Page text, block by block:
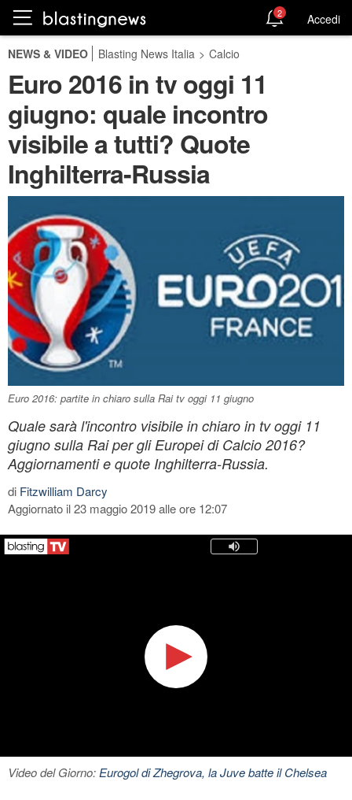
2 Accedi
NEWS & VIDEO Blasting News Italia > Calcio
Euro 2016 in tv oggi 11
giugno: quale incontro
visibile a tutti? Quote
Inghilterra-Russia
Euro 2016: partite in chiaro sulla Rai tv oggi 11 giugno
Quale sarà l'incontro visibile in chiaro in tv oggi 11
giugno sulla Rai per gli Europei di Calcio 2016?
Aggiornamenti e quote Inghilterra-Russia.
di Fitzwilliam Darcy
Aggiornato il 23 maggio 2019 alle ore 12:07
Video del Giorno:Eurogol di Zhegrova, la Juve batte il Chelsea